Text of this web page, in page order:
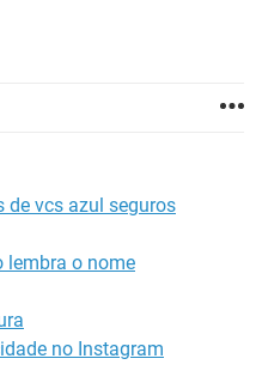
de vcs azul seguros
lembra o nome
no Instagram